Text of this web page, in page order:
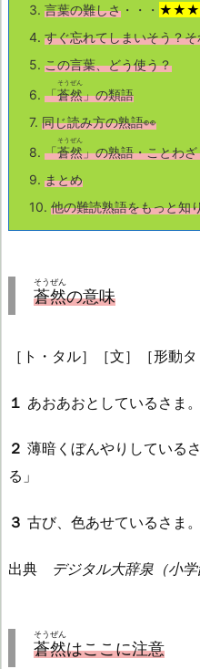
3. 言葉の難しさ ・・・
4. すぐ忘れてしまいそう？
5. この言葉、どう使う？
6. 「蒼然
そうぜん
」の類語
7. 同じ読み方の熟語👀
8. 「蒼然
そうぜん
」の熟語・ことわ
9. まとめ
10. 他の難読熟語をもっと知
蒼然
そうぜん
の意味
［ト・タル］［文］［形動タ
１ あおあおとしているさま
２ 薄暗くぼんやりしている
る」
３ 古び、色あせているさま
出典 デジタル大辞泉（小学
蒼然
そうぜん
はここに注意